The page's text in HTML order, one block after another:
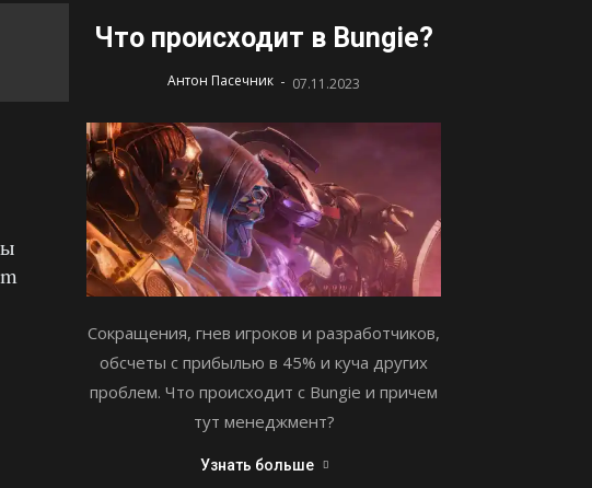
Что происходит в Bungie?
Антон Пасечник - 07.11.2023
Сокращения, гнев игроков и разработчиков,
обсчеты с прибылью в 45% и куча других
проблем. Что происходит с Bungie и причем
тут менеджмент?
Узнать больше